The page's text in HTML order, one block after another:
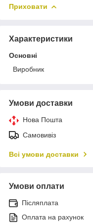
Приховати
Характеристики
Основні
Виробник
Умови доставки
Нова Пошта
Самовивіз
Всі умови доставки
Умови оплати
Післяплата
Оплата на рахунок